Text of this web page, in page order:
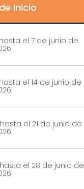
Inicio
el 7 de junio de
el 14 de junio de
el 21 de junio de
el 28 de junio de